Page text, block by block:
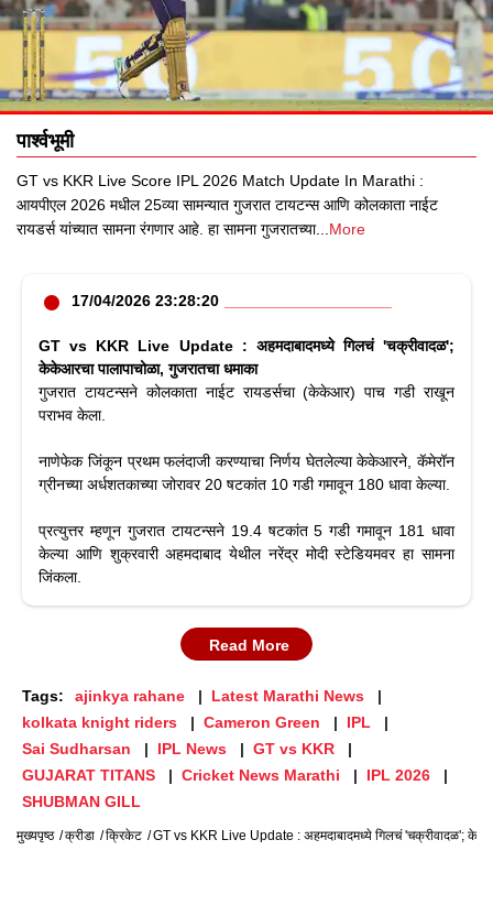
पार्श्वभूमी
GT vs KKR Live Score IPL 2026 Match Update In Marathi :
आयपीएल 2026 मधील 25व्या सामन्यात गुजरात टायटन्स आणि कोलकाता नाईट
रायडर्स यांच्यात सामना रंगणार आहे. हा सामना गुजरातच्या... More
17/04/2026 23:28:20
GT vs KKR Live Update : अहमदाबादमध्ये गिलचं 'चक्रीवादळ';
केकेआरचा पालापाचोळा, गुजरातचा धमाका
गुजरात टायटन्सने कोलकाता नाईट रायडर्सचा (केकेआर) पाच गडी राखून
पराभव केला.
नाणेफेक जिंकून प्रथम फलंदाजी करण्याचा निर्णय घेतलेल्या केकेआरने, कॅमेरॉन
ग्रीनच्या अर्धशतकाच्या जोरावर 20 षटकांत 10 गडी गमावून 180 धावा केल्या.
प्रत्युत्तर म्हणून गुजरात टायटन्सने 19.4 षटकांत 5 गडी गमावून 181 धावा
केल्या आणि शुक्रवारी अहमदाबाद येथील नरेंद्र मोदी स्टेडियमवर हा सामना
जिंकला.
Read More
Tags: ajinkya rahane
Latest Marathi News
kolkata knight riders
Cameron Green
IPL
Sai Sudharsan
IPL News
GT vs KKR
GUJARAT TITANS
Cricket News Marathi
IPL 2026
SHUBMAN GILL
मुख्यपृष्ठ क्रीडा क्रिकेट GT vs KKR Live Update : अहमदाबादमध्ये गिलचं 'चक्रीवादळ';